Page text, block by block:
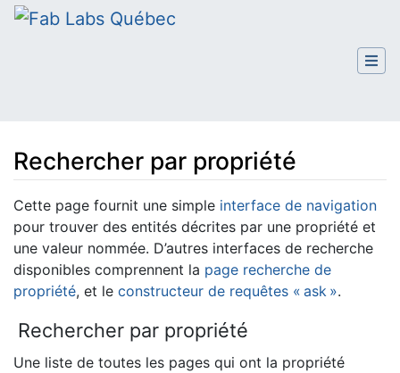
Rechercher par propriété
Aller à :navigation, rechercher
Cette page fournit une simple interface de navigation
pour trouver des entités décrites par une propriété et
une valeur nommée. D’autres interfaces de recherche
disponibles comprennent la page recherche de
propriété, et le constructeur de requêtes « ask ».
Rechercher par propriété
Une liste de toutes les pages qui ont la propriété